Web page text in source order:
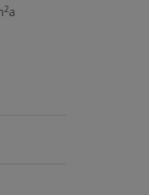
2a